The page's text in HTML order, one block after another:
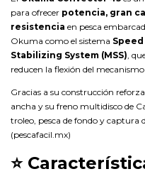
para ofrecer potencia, gran
resistencia en pesca
Okuma como el sistema Speed
Stabilizing System (MSS) ,
reducen la flexión del
Gracias a su construcción
ancha y su freno multidisco de
troleo, pesca de fondo y captura
(pescafacil.mx)
⭐